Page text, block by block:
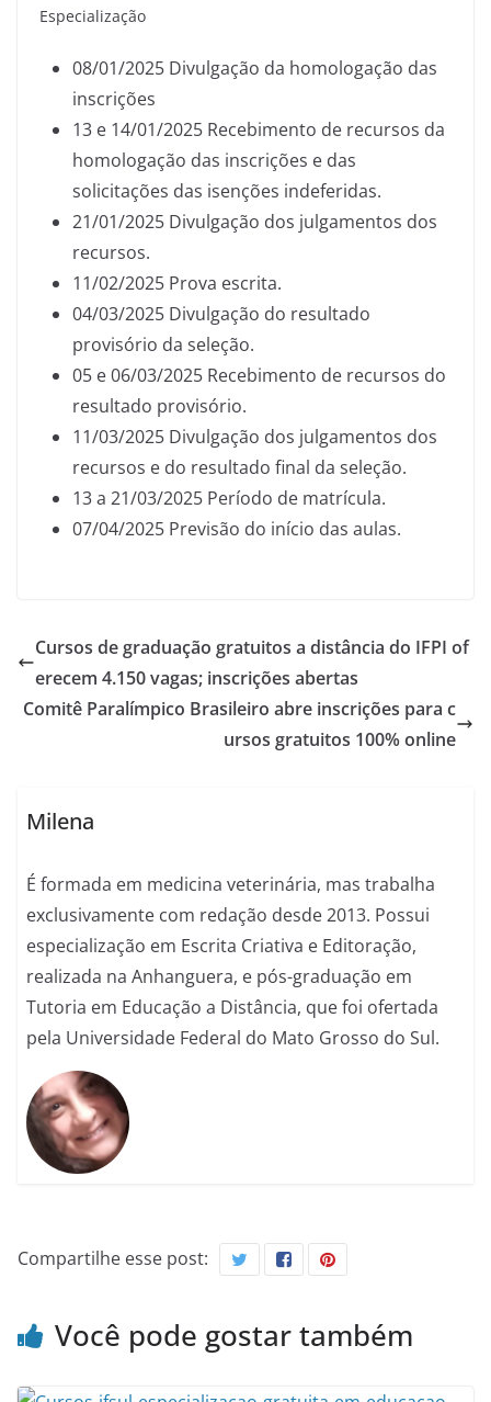
Especialização
08/01/2025 Divulgação da homologação das
inscrições
13 e 14/01/2025 Recebimento de recursos da
homologação das inscrições e das
solicitações das isenções indeferidas.
21/01/2025 Divulgação dos julgamentos dos
recursos.
11/02/2025 Prova escrita.
04/03/2025 Divulgação do resultado
provisório da seleção.
05 e 06/03/2025 Recebimento de recursos do
resultado provisório.
11/03/2025 Divulgação dos julgamentos dos
recursos e do resultado final da seleção.
13 a 21/03/2025 Período de matrícula.
07/04/2025 Previsão do início das aulas.
Cursos de graduação gratuitos a distância do IFPI of
erecem 4.150 vagas; inscrições abertas
Comitê Paralímpico Brasileiro abre inscrições para c
ursos gratuitos 100% online
Milena
É formada em medicina veterinária, mas trabalha
exclusivamente com redação desde 2013. Possui
especialização em Escrita Criativa e Editoração,
realizada na Anhanguera, e pós-graduação em
Tutoria em Educação a Distância, que foi ofertada
pela Universidade Federal do Mato Grosso do Sul.
Compartilhe esse post:
Você pode gostar também